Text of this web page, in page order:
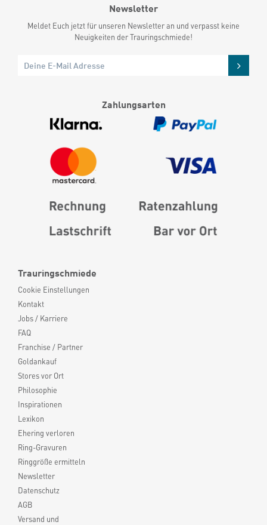
Trauringschmiede
Cookie Einstellungen
Kontakt
Jobs / Karriere
FAQ
Franchise / Partner
Goldankauf
Stores vor Ort
Philosophie
Inspirationen
Lexikon
Ehering verloren
Ring-Gravuren
Ringgröße ermitteln
Newsletter
Datenschutz
AGB
Versand und
Newsletter
Meldet Euch jetzt für unseren Newsletter an und verpasst keine
Neuigkeiten der Trauringschmiede!
Zahlungsarten